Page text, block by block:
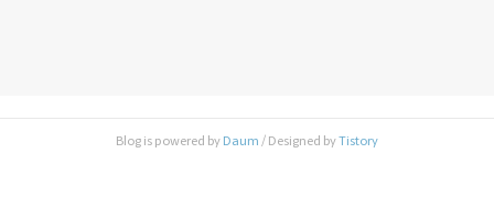
Blog is powered by Daum / Designed byTistory